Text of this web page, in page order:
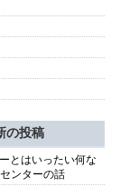
の投稿
とはいったい何な
ンターの話